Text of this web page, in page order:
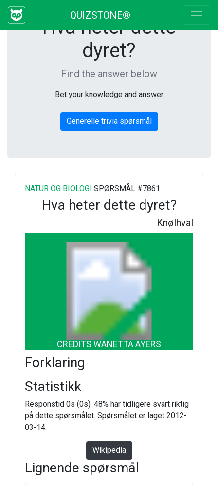
QUIZSTONE®
Hva heter dette
dyret?
Find the answer below
Bet your knowledge and answer
Generelle trivia spørsmål
NATUR OG BIOLOGI SPØRSMÅL #7861
Hva heter dette dyret?
Knølhval
CREDITS WANETTA AYERS
Forklaring
Statistikk
Responstid 0s (0s). 48% har tidligere svart riktig
på dette spørsmålet. Spørsmålet er laget 2012-
03-14.
Wikipedia
Lignende spørsmål